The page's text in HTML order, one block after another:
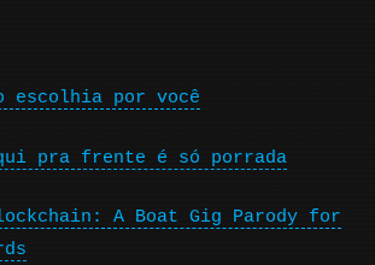
escolhia por você
pra frente é só porrada
A Boat Gig Parody for